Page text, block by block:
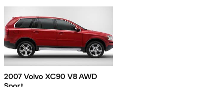
2007 Volvo XC90 V8 AWD